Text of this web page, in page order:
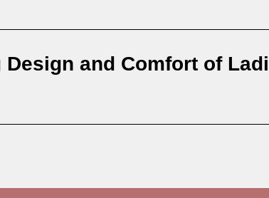
and Comfort of